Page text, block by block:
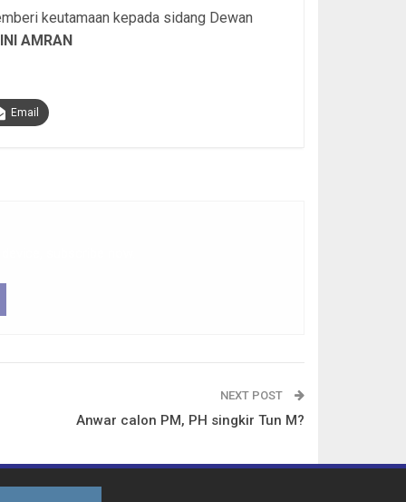
keutamaan kepada sidang Dewan
AMRAN
Email
NEXT POST
Anwar calon PM, PH singkir Tun M?